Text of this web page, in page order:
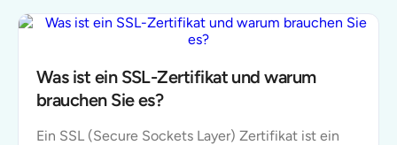
Was ist ein SSL-Zertifikat und warum
brauchen Sie es?
Ein SSL (Secure Sockets Layer) Zertifikat ist ein